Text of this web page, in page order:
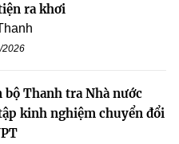
ra khơi
2026
bộ Thanh tra Nhà nước
kinh nghiệm chuyển đổi